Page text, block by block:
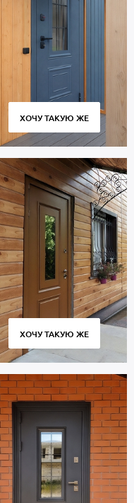
ХОЧУ ТАКУЮ ЖЕ
ХОЧУ ТАКУЮ ЖЕ